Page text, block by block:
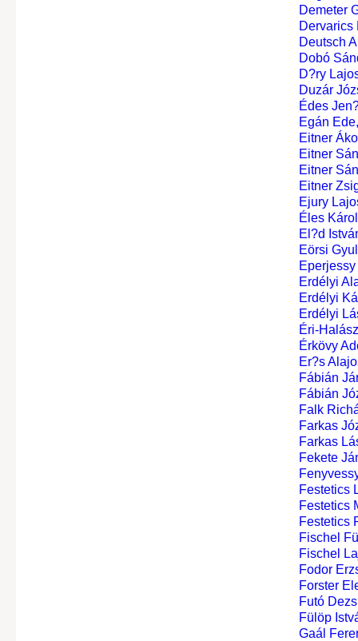
Demeter
Dervarics
Deutsch
Dobó
D?ry
Duzár
Édes
Egán
Eitner
Eitner
Eitner
Eitner
Ejury
Éles
El?d
Eörsi
Erdélyi
Erdélyi
Erdélyi
Éri-
Érkövy
Er?s
Fábián
Fábián
Falk
Farkas
Farkas
Fekete
Festetics
Festetics
Festetics
Fischel
Fischel
Fodor
Forster
Futó
Fülöp
Gaál